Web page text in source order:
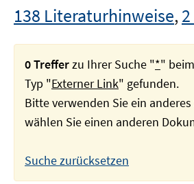
138 Literaturhinweise,
0 Trefferzu Ihrer Suche "*"
Typ "Externer Link" gefunden.
Bitte verwenden Sie ein
wählen Sie einen anderen
Suche zurücksetzen